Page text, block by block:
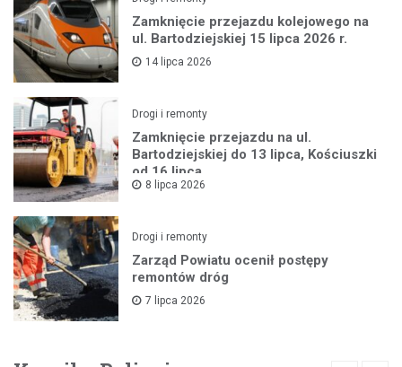
Zamknięcie przejazdu kolejowego na
ul. Bartodziejskiej 15 lipca 2026 r.
14 lipca 2026
Drogi i remonty
Zamknięcie przejazdu na ul.
Bartodziejskiej do 13 lipca, Kościuszki
od 16 lipca
8 lipca 2026
Drogi i remonty
Zarząd Powiatu ocenił postępy
remontów dróg
7 lipca 2026